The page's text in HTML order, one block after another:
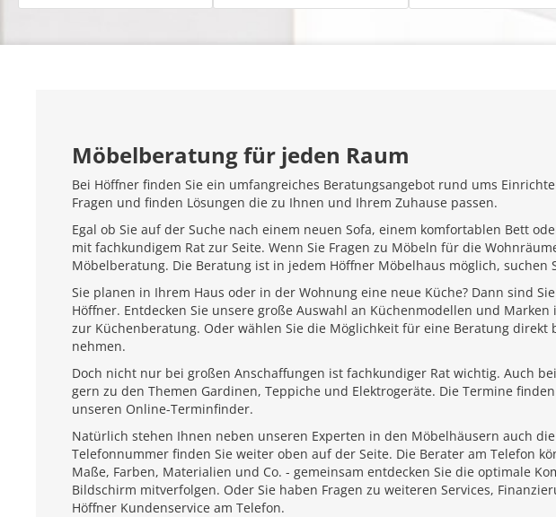
Möbelberatung für jeden Raum
Bei Höffner finden Sie ein umfangreiches Beratungsangebot rund ums
Fragen und finden Lösungen die zu Ihnen und Ihrem Zuhause passen.
Egal ob Sie auf der Suche nach einem neuen Sofa, einem komfortablen Bett
mit fachkundigem Rat zur Seite. Wenn Sie Fragen zu Möbeln für die
Möbelberatung. Die Beratung ist in jedem Höffner Möbelhaus möglich,
Sie planen in Ihrem Haus oder in der Wohnung eine neue Küche? Dann sind
Höffner. Entdecken Sie unsere große Auswahl an Küchenmodellen und
zur Küchenberatung. Oder wählen Sie die Möglichkeit für eine Beratung
nehmen.
Doch nicht nur bei großen Anschaffungen ist fachkundiger Rat wichtig. Auch
gern zu den Themen Gardinen, Teppiche und Elektrogeräte. Die Termine
unseren Online-Terminfinder.
Natürlich stehen Ihnen neben unseren Experten in den Möbelhäusern auch
Telefonnummer finden Sie weiter oben auf der Seite. Die Berater am Telefon
Maße, Farben, Materialien und Co. - gemeinsam entdecken Sie die optimale
Bildschirm mitverfolgen. Oder Sie haben Fragen zu weiteren Services,
Höffner Kundenservice am Telefon.